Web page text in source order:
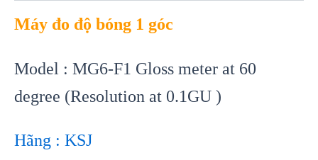
Máy đo độ bóng 1 góc
Model : MG6-F1 Gloss meter at 60
degree (Resolution at 0.1GU )
Hãng : KSJ